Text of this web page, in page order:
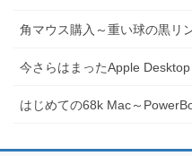
角マウス購入～重い球の黒リ
今さらはまったApple
はじめての68k Mac～